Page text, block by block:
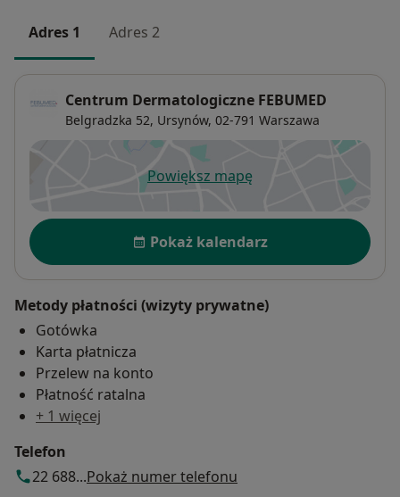
Adres 1 Adres 2
Centrum Dermatologiczne FEBUMED
Belgradzka 52, Ursynów, 02-791 Warszawa
Powiększ mapęotwiera się w nowej karcie
Dostępność
Pokaż kalendarz
Metody płatności (wizyty prywatne)
Gotówka
Karta płatnicza
Przelew na konto
Płatność ratalna
+ 1 więcej
Telefon
22 688...Pokaż numer telefonu